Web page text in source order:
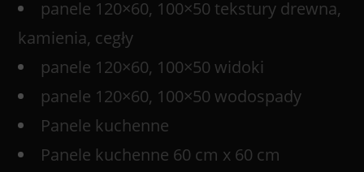
panele 120×60, 100×50 tekstury drewna,
kamienia, cegły
panele 120×60, 100×50 widoki
panele 120×60, 100×50 wodospady
Panele kuchenne
Panele kuchenne 60 cm x 60 cm